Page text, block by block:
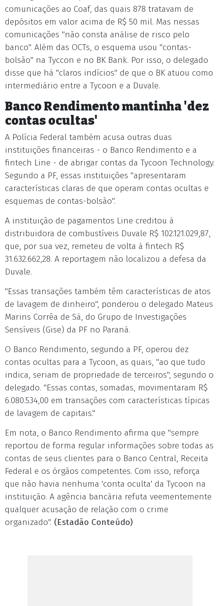
comunicações ao Coaf, das quais 878 tratavam de
depósitos em valor acima de R$ 50 mil. Mas nessas
comunicações "não consta análise de risco pelo
banco". Além das OCTs, o esquema usou "contas-
bolsão" na Tyccon e no BK Bank. Por isso, o delegado
disse que há "claros indícios" de que o BK atuou como
intermediário entre a Tycoon e a Duvale.
Banco Rendimento mantinha 'dez
contas ocultas'
A Polícia Federal também acusa outras duas
instituições financeiras - o Banco Rendimento e a
fintech Line - de abrigar contas da Tycoon Technology.
Segundo a PF, essas instituições "apresentaram
características claras de que operam contas ocultas e
esquemas de contas-bolsão".
A instituição de pagamentos Line creditou à
distribuidora de combustíveis Duvale R$ 102.121.029,87,
que, por sua vez, remeteu de volta à fintech R$
31.632.662,28. A reportagem não localizou a defesa da
Duvale.
"Essas transações também têm características de atos
de lavagem de dinheiro", ponderou o delegado Mateus
Marins Corrêa de Sá, do Grupo de Investigações
Sensíveis (Gise) da PF no Paraná.
O Banco Rendimento, segundo a PF, operou dez
contas ocultas para a Tycoon, as quais, "ao que tudo
indica, seriam de propriedade de terceiros", segundo o
delegado. "Essas contas, somadas, movimentaram R$
6.080.534,00 em transações com características típicas
de lavagem de capitais."
Em nota, o Banco Rendimento afirma que "sempre
reportou de forma regular informações sobre todas as
contas de seus clientes para o Banco Central, Receita
Federal e os órgãos competentes. Com isso, reforça
que não havia nenhuma 'conta oculta' da Tycoon na
instituição. A agência bancária refuta veementemente
qualquer acusação de relação com o crime
organizado". (Estadão Conteúdo)